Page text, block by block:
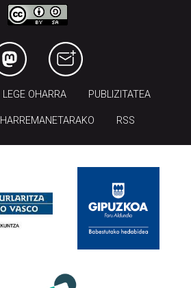
LEGE OHARRA PUBLIZITATEA
HARREMANETARAKO RSS